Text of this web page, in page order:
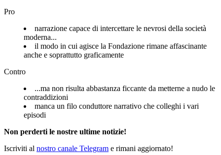
Pro
narrazione capace di intercettare le nevrosi della società
moderna...
il modo in cui agisce la Fondazione rimane affascinante
anche e soprattutto graficamente
Contro
...ma non risulta abbastanza ficcante da metterne a nudo le
contraddizioni
manca un filo conduttore narrativo che colleghi i vari
episodi
Non perderti le nostre ultime notizie!
Iscriviti al nostro canale Telegram e rimani aggiornato!